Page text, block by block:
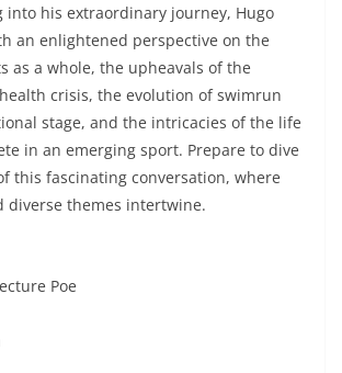
into his extraordinary journey, Hugo
an enlightened perspective on the
as a whole, the upheavals of the
crisis, the evolution of swimrun
stage, and the intricacies of the life
in an emerging sport. Prepare to dive
this fascinating conversation, where
diverse themes intertwine.
Poe